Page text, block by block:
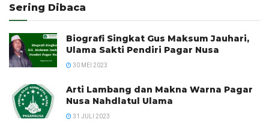
Sering Dibaca
Biografi Singkat Gus Maksum Jauhari,
Ulama Sakti Pendiri Pagar Nusa
30 MEI 2023
Arti Lambang dan Makna Warna Pagar
Nusa Nahdlatul Ulama
31 JULI 2023